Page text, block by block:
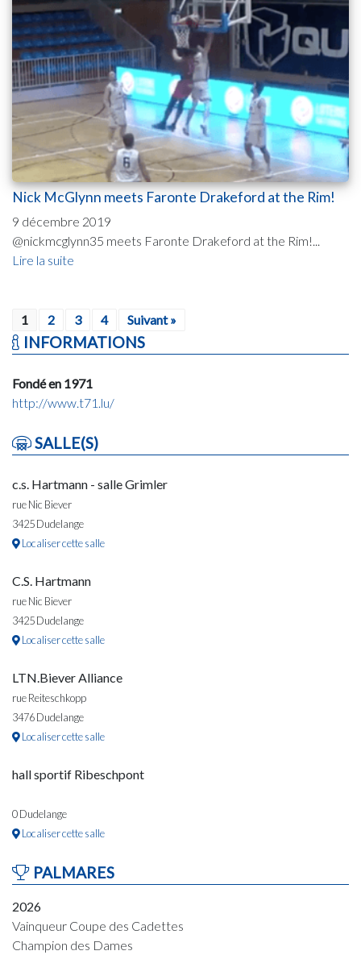
Nick McGlynn meets Faronte Drakeford at the Rim!
9 décembre 2019
@nickmcglynn35 meets Faronte Drakeford at the Rim!...
Lire la suite
1 2 3 4 Suivant »
INFORMATIONS
Fondé en 1971
http://www.t71.lu/
SALLE(S)
c.s. Hartmann - salle Grimler
rue Nic Biever
3425 Dudelange
Localiser cette salle
C.S. Hartmann
rue Nic Biever
3425 Dudelange
Localiser cette salle
LTN.Biever Alliance
rue Reiteschkopp
3476 Dudelange
Localiser cette salle
hall sportif Ribeschpont
0 Dudelange
Localiser cette salle
PALMARES
2026
Vainqueur Coupe des Cadettes
Champion des Dames